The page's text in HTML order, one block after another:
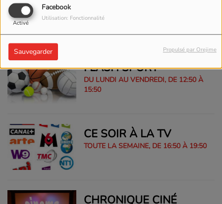
Facebook
Activé
Utilisation: Fonctionnalité
Sauvegarder Propulsé par Orejime
TOUTE LA SEMAINE, DE 06:20 À 10:20
FLASH SPORT
DU LUNDI AU VENDREDI, DE 12:50 À
15:50
CE SOIR À LA TV
TOUTE LA SEMAINE, DE 16:50 À 19:50
CHRONIQUE CINÉ